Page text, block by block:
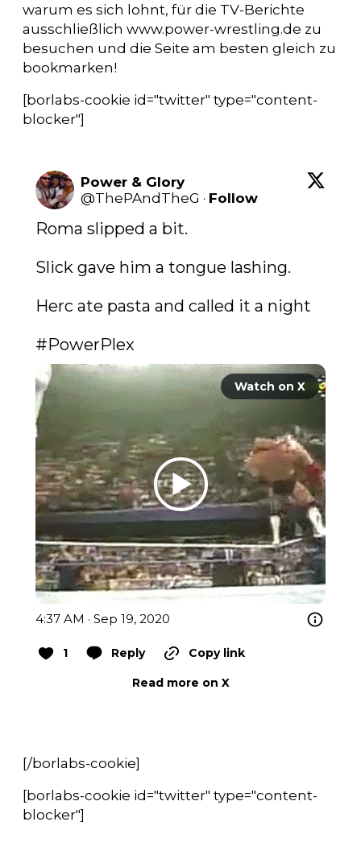
warum es sich lohnt, für die TV-Berichte
ausschließlich www.power-wrestling.de zu
besuchen und die Seite am besten gleich zu
bookmarken!
[borlabs-cookie id="twitter" type="content-
blocker"]
Power & Glory
@ThePAndTheG · Follow
Roma slipped a bit.
Slick gave him a tongue lashing.
Herc ate pasta and called it a night
#PowerPlex
Watch on X
4:37 AM · Sep 19, 2020
1 Reply Copy link
Read more on X
[/borlabs-cookie]
[borlabs-cookie id="twitter" type="content-
blocker"]